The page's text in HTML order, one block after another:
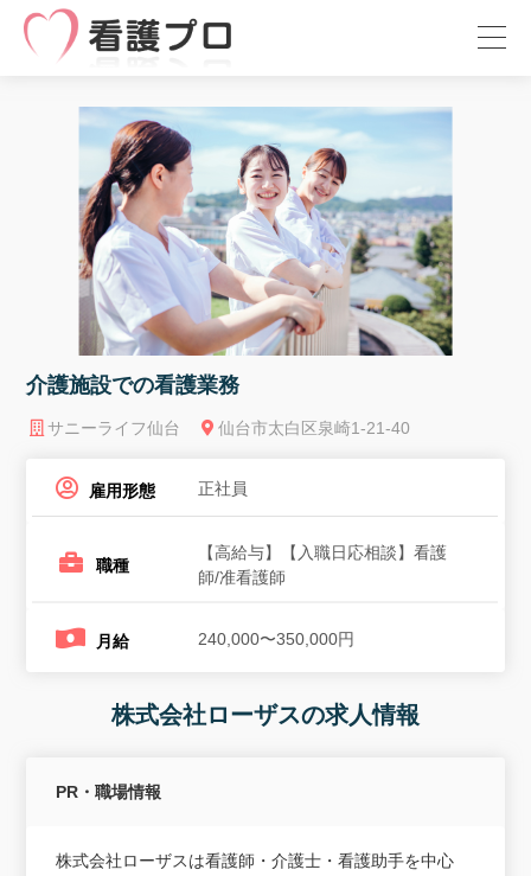
介護施設での看護業務
サニーライフ仙台 仙台市太白区泉崎1-21-40
雇用形態 正社員
職種
【高給与】【入職日応相談】看護
師/准看護師
月給 240,000〜350,000円
株式会社ローザスの求人情報
PR・職場情報
株式会社ローザスは看護師・介護士・看護助手を中心